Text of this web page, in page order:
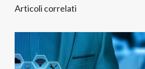
Articoli correlati